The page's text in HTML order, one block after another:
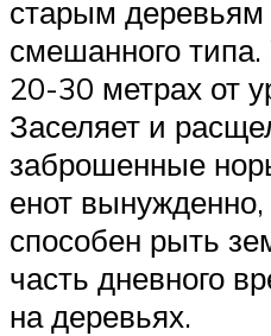
старым деревьям
смешанного типа.
20-30 метрах от
Заселяет и
заброшенные
енот вынужденно,
способен рыть
часть дневного
на деревьях.